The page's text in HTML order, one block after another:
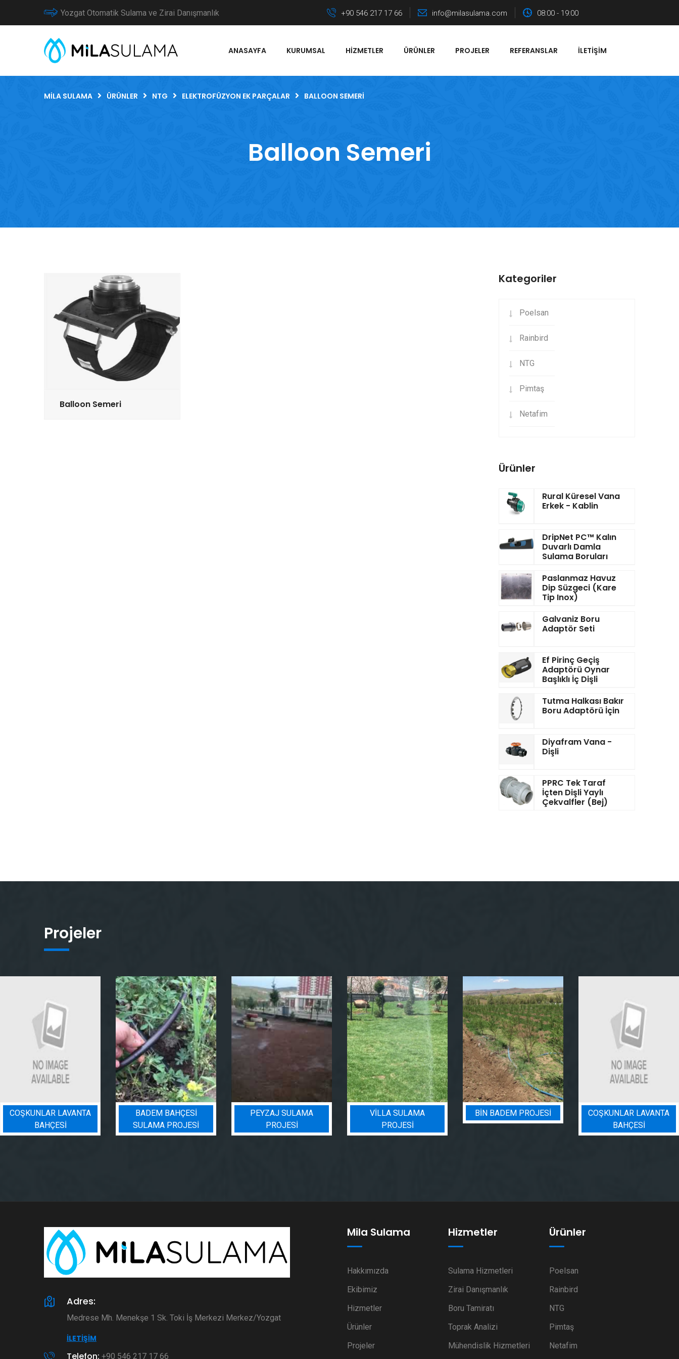
Yozgat Otomatik Sulama ve Zirai Danışmanlık +90 546 217 17 66 info@milasulama.com 08:00 - 19:00
ANASAYFA KURUMSAL HIZMETLER ÜRÜNLER PROJELER REFERANSLAR İLETIŞIM
MILA SULAMA ÜRÜNLER NTG ELEKTROFÜZYON EK PARÇALAR BALLOON SEMERI
Balloon Semeri
Balloon Semeri
Kategoriler
Poelsan
Rainbird
NTG
Pimtaş
Netafim
Ürünler
Rural Küresel Vana
Erkek - Kablin
DripNet PC™ Kalın
Duvarlı Damla
Sulama Boruları
Paslanmaz Havuz
Dip Süzgeci (Kare
Tip Inox)
Galvaniz Boru
Adaptör Seti
Ef Pirinç Geçiş
Adaptörü Oynar
Başlıklı İç Dişli
Tutma Halkası Bakır
Boru Adaptörü İçin
Diyafram Vana -
Dişli
PPRC Tek Taraf
İçten Dişli Yaylı
Çekvalfler (Bej)
Projeler
COŞKUNLAR LAVANTA
BAHÇESİ
BADEM BAHÇESI
SULAMA PROJESI
PEYZAJ SULAMA
PROJESI
VILLA SULAMA
PROJESI
BIN BADEM PROJESI
COŞKUNLAR LAVANTA
BAHÇESİ
Adres:
Medrese Mh. Menekşe 1 Sk. Toki İş Merkezi Merkez/Yozgat
İLETIŞIM
Telefon: +90 546 217 17 66
Mila Sulama
Hakkımızda
Ekibimiz
Hizmetler
Ürünler
Projeler
Hizmetler
Sulama Hizmetleri
Zirai Danışmanlık
Boru Tamiratı
Toprak Analizi
Mühendislik Hizmetleri
Ürünler
Poelsan
Rainbird
NTG
Pimtaş
Netafim